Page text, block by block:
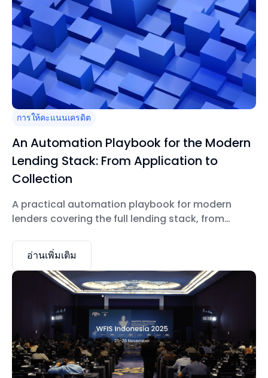
การให้คะแนนเครดิต
An Automation Playbook for the Modern
Lending Stack: From Application to
Collection
A practical automation playbook for modern
lenders covering the full lending stack, from
collections.
อ่านเพิ่มเติม